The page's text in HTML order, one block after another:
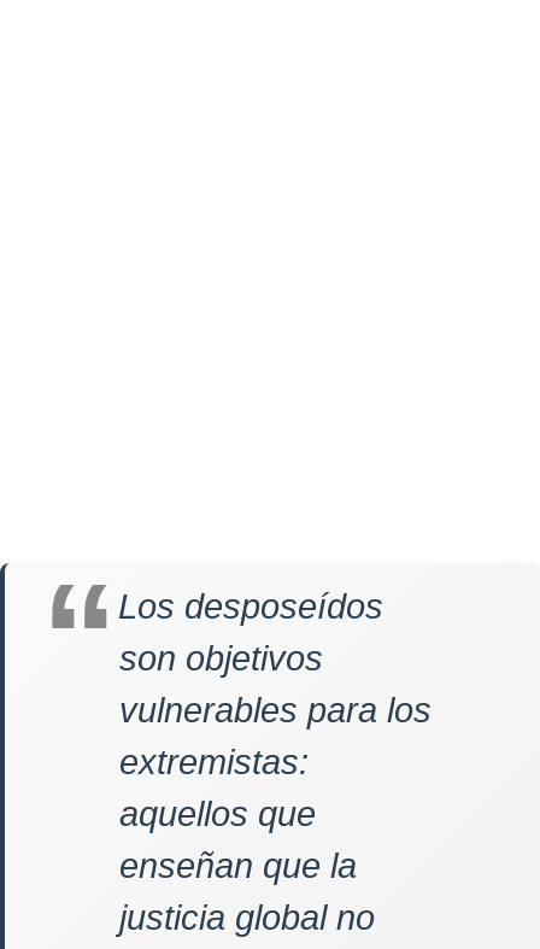
Los desposeídos
son objetivos
vulnerables para los
extremistas:
aquellos que
enseñan que la
justicia global no